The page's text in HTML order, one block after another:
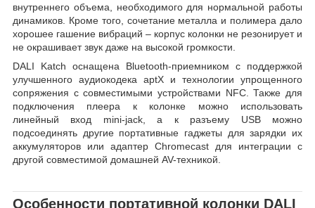
внутреннего объема, необходимого для нормальной работы
динамиков. Кроме того, сочетание металла и полимера дало
хорошее гашение вибраций – корпус колонки не резонирует и
не окрашивает звук даже на высокой громкости.
DALI Katch оснащена Bluetooth-приемником с поддержкой
улучшенного аудиокодека aptX и технологии упрощенного
сопряжения с совместимыми устройствами NFC. Также для
подключения плеера к колонке можно использовать
линейный вход mini-jack, а к разъему USB можно
подсоединять другие портативные гаджеты для зарядки их
аккумуляторов или адаптер Chromecast для интеграции с
другой совместимой домашней AV-техникой.
Особенности портативной колонки DALI